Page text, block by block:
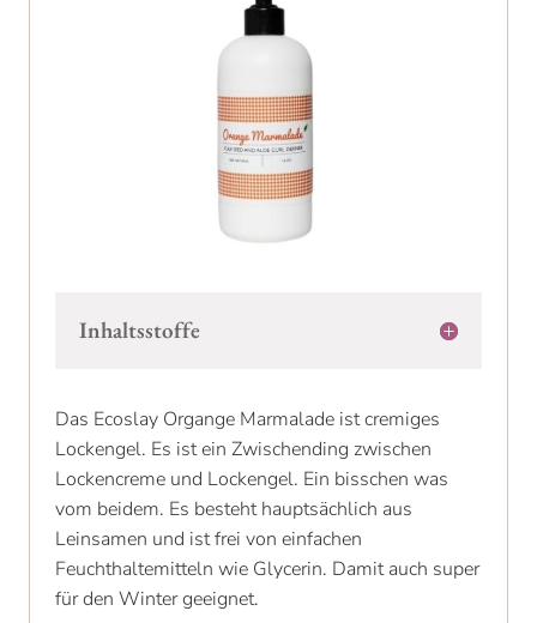
Inhaltsstoffe
Das Ecoslay Organge Marmalade ist cremiges
Lockengel. Es ist ein Zwischending zwischen
Lockencreme und Lockengel. Ein bisschen was
vom beidem. Es besteht hauptsächlich aus
Leinsamen und ist frei von einfachen
Feuchthaltemitteln wie Glycerin. Damit auch super
für den Winter geeignet.